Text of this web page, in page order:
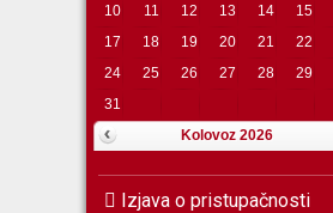
10
11 12 13 14 15
17
18 19 20 21 22
24
25 26 27 28 29
31
Kolovoz 2026
Izjava o pristupačnosti